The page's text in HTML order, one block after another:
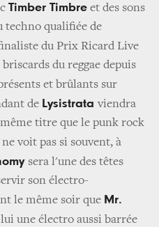
Timber Timbre et des sons
techno qualifiée de
du Prix Ricard Live
du reggae depuis
et brûlants sur
de Lysistrataviendra
titre que le punk rock
voit pas si souvent, à
sera l'une des têtes
son électro-
le même soir que Mr.
une électro aussi barrée